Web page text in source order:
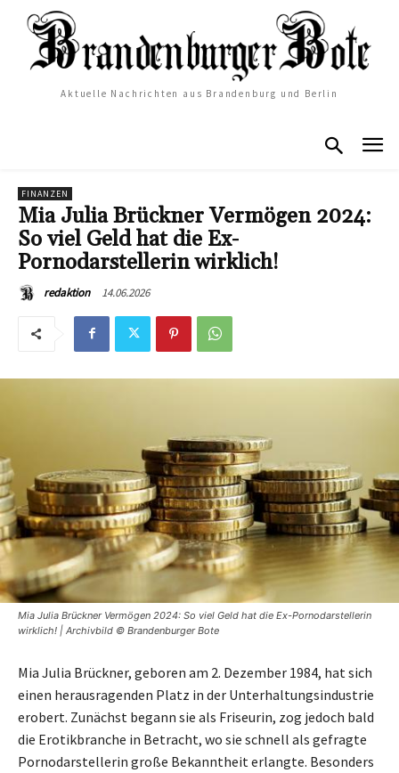
Aktuelle Nachrichten aus Brandenburg und Berlin
FINANZEN
Mia Julia Brückner Vermögen 2024:
So viel Geld hat die Ex-
Pornodarstellerin wirklich!
redaktion 14.06.2026
Mia Julia Brückner Vermögen 2024: So viel Geld hat die Ex-Pornodarstellerin
wirklich! | Archivbild © Brandenburger Bote
Mia Julia Brückner, geboren am 2. Dezember 1984, hat sich
einen herausragenden Platz in der Unterhaltungsindustrie
erobert. Zunächst begann sie als Friseurin, zog jedoch bald
die Erotikbranche in Betracht, wo sie schnell als gefragte
Pornodarstellerin große Bekanntheit erlangte. Besonders